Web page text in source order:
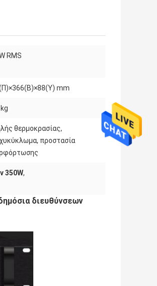
RMS
mm
θερμοκρασίας,
προστασία
350W,
διευθύνσεων